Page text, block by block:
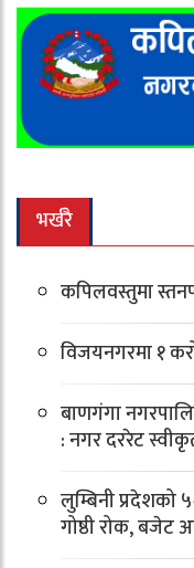
भर्खरै
कपिलवस्तुमा
विजयनगरमा १
बाणगंगा
: नगर दररेट
लुम्बिनी प्रदेशको
गोष्ठी रोक, बजेट